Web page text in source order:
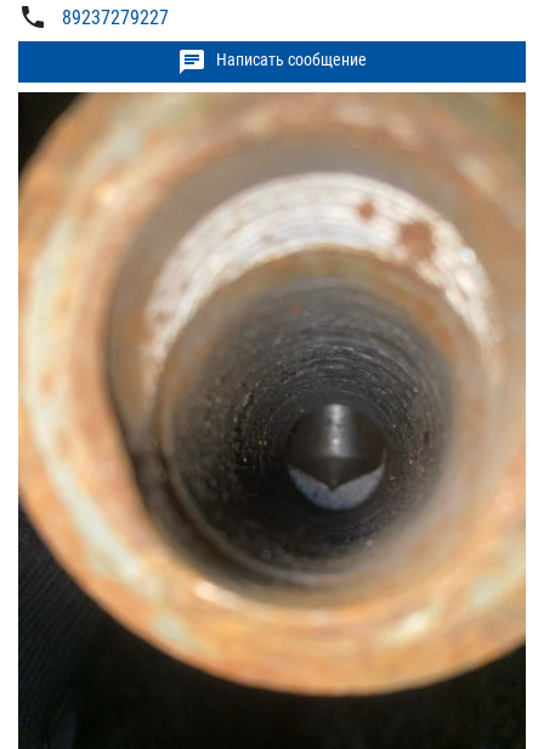
phone 89237279227
chat Написать сообщение